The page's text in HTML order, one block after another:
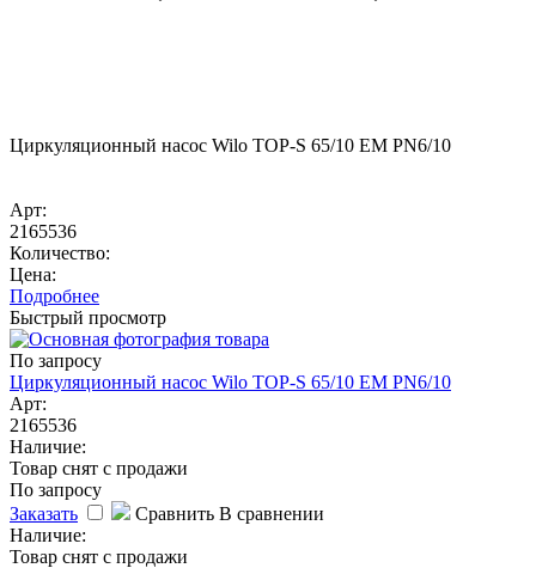
Циркуляционный насос Wilo TOP-S 65/10 EM PN6/10
Арт:
2165536
Количество:
Цена:
Подробнее
Быстрый просмотр
По запросу
Циркуляционный насос Wilo TOP-S 65/10 EM PN6/10
Арт:
2165536
Наличие:
Товар снят с продажи
По запросу
Заказать
Сравнить В сравнении
Наличие:
Товар снят с продажи